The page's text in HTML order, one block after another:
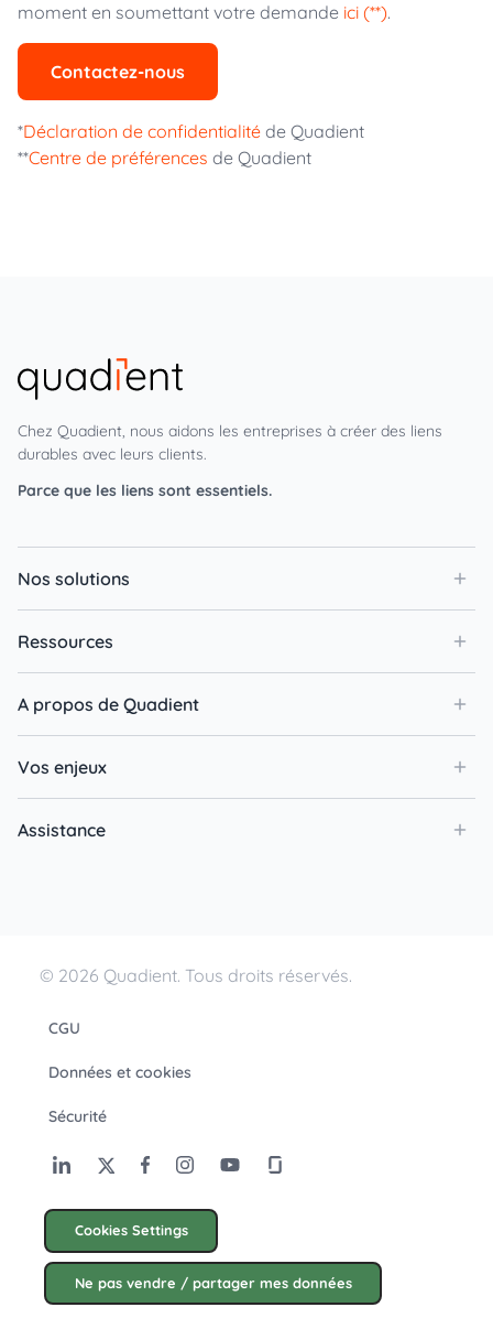
moment en soumettant votre demande ici (**).
Contactez-nous
*Déclaration de confidentialité de Quadient
**Centre de préférences de Quadient
Chez Quadient, nous aidons les entreprises à créer des liens
durables avec leurs clients.
Parce que les liens sont essentiels.
Nos solutions
Ressources
A propos de Quadient
Vos enjeux
Assistance
© 2026 Quadient. Tous droits réservés.
CGU
Données et cookies
Sécurité
Cookies Settings
Ne pas vendre / partager mes données